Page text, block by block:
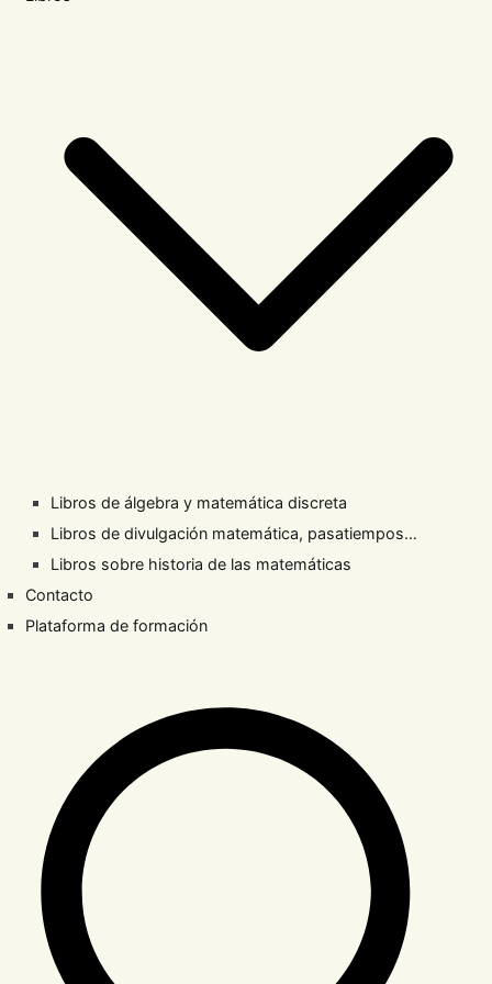
Libros de álgebra y matemática discreta
Libros de divulgación matemática, pasatiempos…
Libros sobre historia de las matemáticas
Contacto
Plataforma de formación